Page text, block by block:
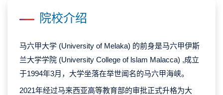
院校介绍
马六甲大学 (University of Melaka) 的前身是马六甲伊斯
兰大学学院 (University College of lslam Malacca) ,成立
于1994年3月，大学坐落在举世闻名的马六甲海峡。
2021年经过马来西亚高等教育部的审批正式升格为大